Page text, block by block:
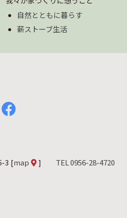
自然とともに暮らす
薪ストーブ生活
3 [map ] TEL 0956-28-4720